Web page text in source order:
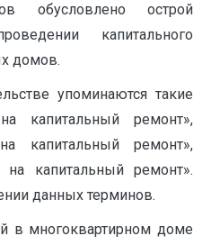
обусловлено острой
капитального
домов.
упоминаются такие
капитальный ремонт»,
капитальный ремонт»,
на капитальный ремонт».
данных терминов.
в многоквартирном доме